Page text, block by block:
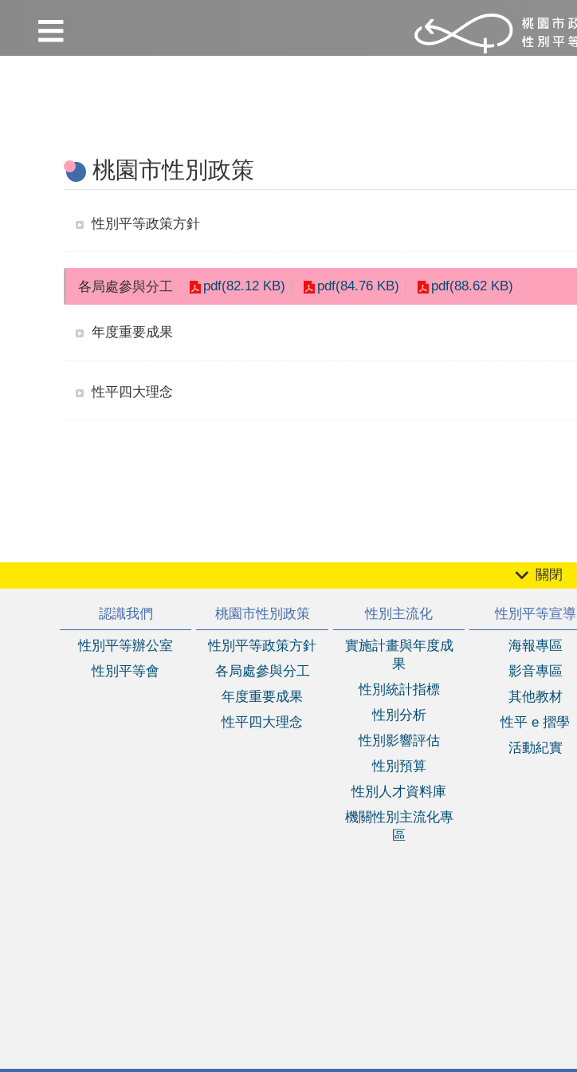
桃園市性別政策
性別平等政策方針
各局處參與分工 pdf(82.12 KB) pdf(84.76 KB) pdf(88.62 KB)
年度重要成果
性平四大理念
關閉
認識我們
性別平等辦公室
性別平等會
桃園市性別政策
性別平等政策方針
各局處參與分工
年度重要成果
性平四大理念
性別主流化
實施計畫與年度成
果
性別統計指標
性別分析
性別影響評估
性別預算
性別人才資料庫
機關性別主流化專
區
性別平等宣導
海報專區
影音專區
其他教材
性平 e 摺學
活動紀實